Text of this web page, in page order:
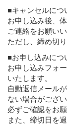
■キャンセルにつ
お申し込み後、
ご連絡をお願いい
ただし、締め切
■お申し込みにつ
お申し込みフォ
いたします。
自動返信メール
ない場合がござい
必ずご確認をお
また、締切日を